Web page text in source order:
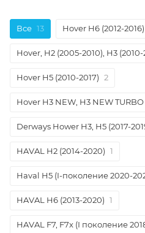
Все 13 Hover H6 (2012-2016)
Hover, H2 (2005-2010), H3 (2010-
Hover H5 (2010-2017) 2
Hover H3 NEW, H3 NEW TURBO
Derways Hower H3, H5 (2017-
HAVAL H2 (2014-2020) 1
Haval H5 (I-поколение 2020-
HAVAL H6 (2013-2020) 1
HAVAL F7, F7x (I поколение